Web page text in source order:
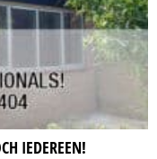
IEDEREEN!